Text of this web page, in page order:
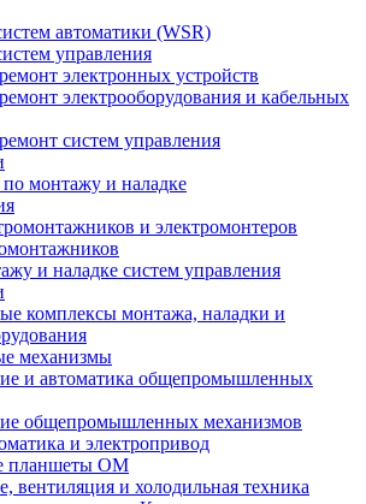
автоматики (WSR)
управления
электронных устройств
электрооборудования и кабельных
систем управления
монтажу и наладке
и электромонтеров
и наладке систем управления
комплексы монтажа, наладки и
механизмы
и автоматика общепромышленных
общепромышленных механизмов
и электропривод
планшеты ОМ
вентиляция и холодильная техника